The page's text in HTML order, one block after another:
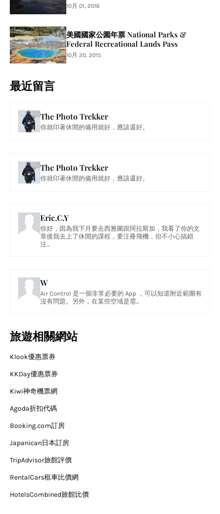
10月 01, 2016
美國國家公園年票 National Parks &
Federal Recreational Lands Pass
10月 20, 2015
最近留言
The Photo Trekker
你就印著休閒的備用就好，應該還好。
The Photo Trekker
你就印著休閒的備用就好，應該還好。
Eric.C.Y
你好，因為我下月要去西雅圖跟阿拉斯加，我看了你的文
章後我去上了休閒的課程，要注冊飛機，但不小心搞錯
注...
W
Air Control 是一個非常必要的 App ，可以知道附近範圍有
沒有問題。另外，在某些空域是需...
旅遊相關網站
Klook優惠票券
KKDay優惠票券
Kiwi神奇機票網
Agoda折扣代碼
Booking.com訂房
Japanican日本訂房
TripAdvisor旅館評價
RentalCars租車比價網
HotelsCombined旅館比價